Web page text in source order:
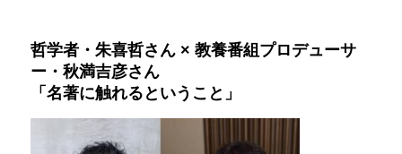
哲学者・朱喜哲さん × 教養番組プロデューサ
ー・秋満吉彦さん
「名著に触れるということ」